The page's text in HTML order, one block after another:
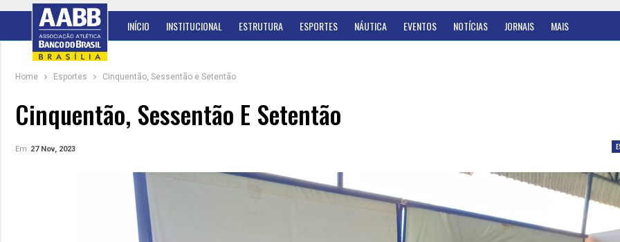
INÍCIO INSTITUCIONAL ESTRUTURA ESPORTES NÁUTICA EVENTOS NOTÍCIAS JORNAIS MAIS
Home Esportes Cinquentão, Sessentão e Setentão
Cinquentão, Sessentão E Setentão
Em 27 Nov, 2023